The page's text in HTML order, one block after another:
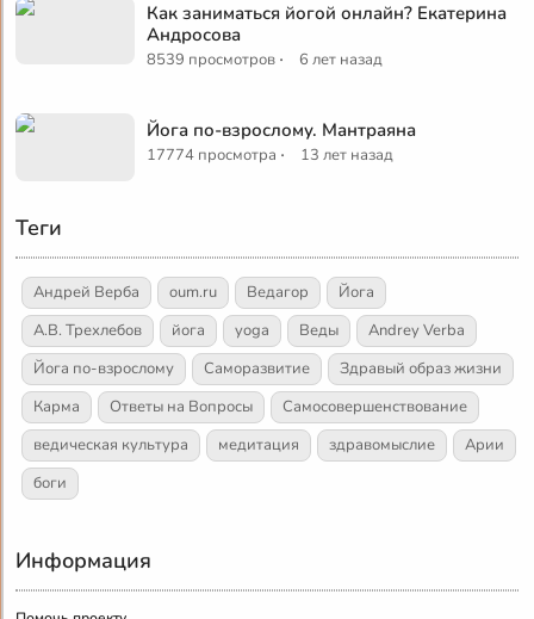
Как заниматься йогой онлайн? Екатерина
Андросова
8539 просмотров · 6 лет назад
Йога по-взрослому. Мантраяна
17774 просмотра · 13 лет назад
Теги
Андрей Верба oum.ru Ведагор
Йога
А.В. Трехлебов
йога yoga Веды
Andrey Verba
Йога по-взрослому
Саморазвитие
Здравый образ жизни
Карма
Ответы на Вопросы
Самосовершенствование
ведическая культура
медитация здравомыслие
Арии
боги
Информация